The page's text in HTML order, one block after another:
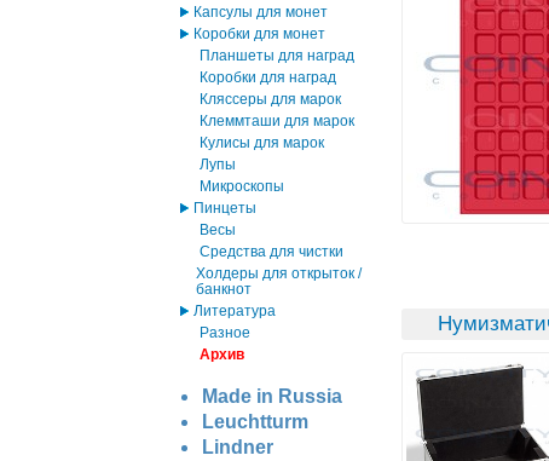
Капсулы для монет
Коробки для монет
Планшеты для наград
Коробки для наград
Кляссеры для марок
Клеммташи для марок
Кулисы для марок
Лупы
Микроскопы
Пинцеты
Весы
Средства для чистки
Холдеры для открыток /
банкнот
Литература
Разное
Архив
Made in Russia
Leuchtturm
Lindner